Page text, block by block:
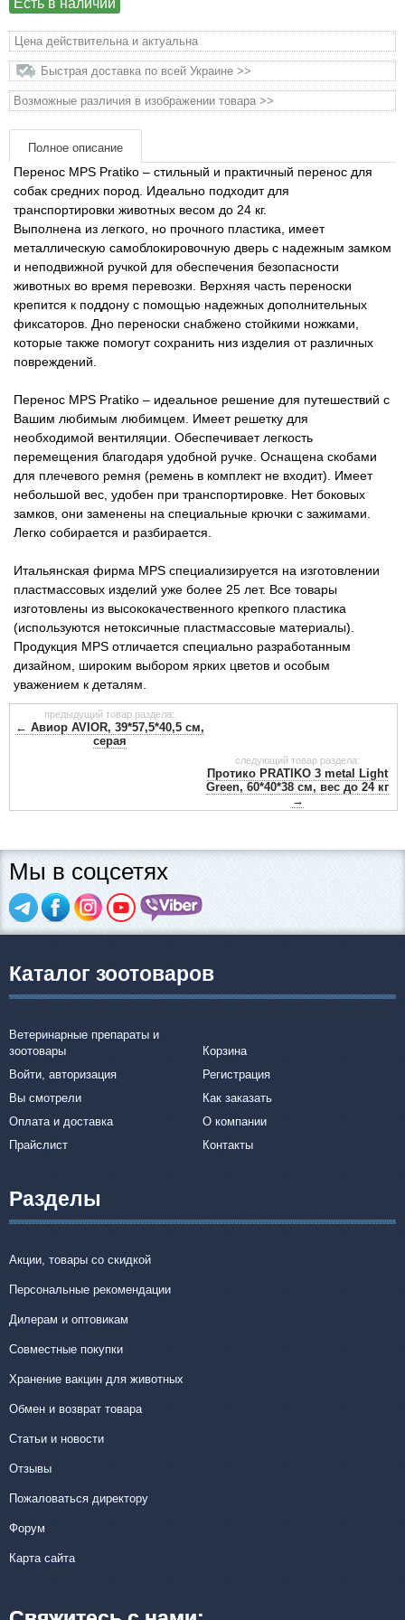
Есть в наличии
Цена действительна и актуальна
Быстрая доставка по всей Украине >>
Возможные различия в изображении товара >>
Полное описание
Перенос MPS Pratiko – стильный и практичный перенос для
собак средних пород. Идеально подходит для
транспортировки животных весом до 24 кг.
Выполнена из легкого, но прочного пластика, имеет
металлическую самоблокировочную дверь с надежным замком
и неподвижной ручкой для обеспечения безопасности
животных во время перевозки. Верхняя часть переноски
крепится к поддону с помощью надежных дополнительных
фиксаторов. Дно переноски снабжено стойкими ножками,
которые также помогут сохранить низ изделия от различных
повреждений.
Перенос MPS Pratiko – идеальное решение для путешествий с
Вашим любимым любимцем. Имеет решетку для
необходимой вентиляции. Обеспечивает легкость
перемещения благодаря удобной ручке. Оснащена скобами
для плечевого ремня (ремень в комплект не входит). Имеет
небольшой вес, удобен при транспортировке. Нет боковых
замков, они заменены на специальные крючки с зажимами.
Легко собирается и разбирается.
Итальянская фирма MPS специализируется на изготовлении
пластмассовых изделий уже более 25 лет. Все товары
изготовлены из высококачественного крепкого пластика
(используются нетоксичные пластмассовые материалы).
Продукция MPS отличается специально разработанным
дизайном, широким выбором ярких цветов и особым
уважением к деталям.
предыдущий товар раздела:
← Авиор AVIOR, 39*57,5*40,5 см,
серая
следующий товар раздела:
Протико PRATIKO 3 metal Light
Green, 60*40*38 см, вес до 24 кг
→
Мы в соцсетях
Каталог зоотоваров
Ветеринарные препараты и
зоотовары
Корзина
Войти, авторизация
Регистрация
Вы смотрели
Как заказать
Оплата и доставка
О компании
Прайслист
Контакты
Разделы
Акции, товары со скидкой
Персональные рекомендации
Дилерам и оптовикам
Совместные покупки
Хранение вакцин для животных
Обмен и возврат товара
Статьи и новости
Отзывы
Пожаловаться директору
Форум
Карта сайта
Товары для грызунов
Товары для лошадей
Хозряд - хозтовары оптом
Популярные зоотовары
Архив / Снято с производства